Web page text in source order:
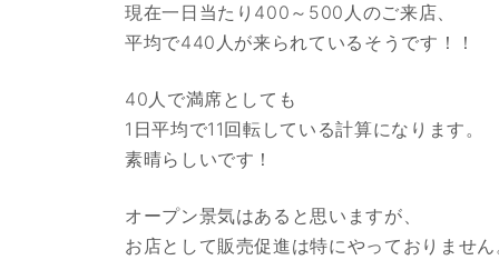
現在一日当たり400～500人のご来店、
平均で440人が来られているそうです！！
40人で満席としても
1日平均で11回転している計算になります。
素晴らしいです！
オープン景気はあると思いますが、
お店として販売促進は特にやっておりません